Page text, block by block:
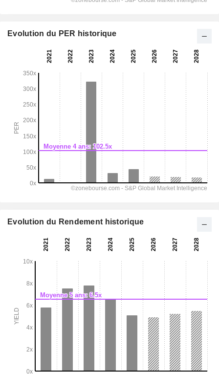
Evolution du PER historique
Evolution du Rendement historique